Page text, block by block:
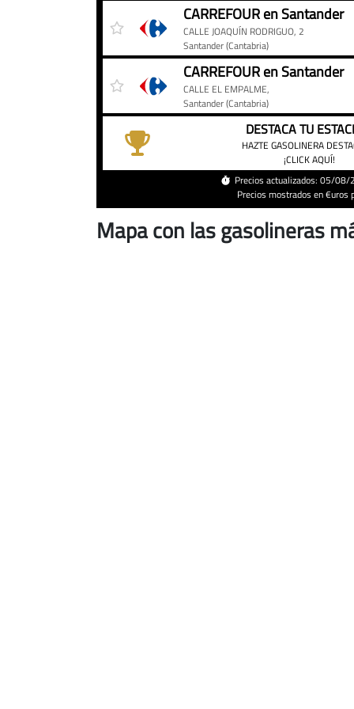
del
Carrefour
PrecioCARREFOUR en Santander
CALLE JOAQUÍN RODRIGUO, 2
Santander(Cantabria)
CARREFOUR en Santander
CALLE EL EMPALME,
Santander(Cantabria)
DESTACA TU
HAZTE GASOLINERA
¡CLICK AQUÍ!
Precios actualizados: 05/
Precios mostrados en €uros
Mapa con las gasolineras